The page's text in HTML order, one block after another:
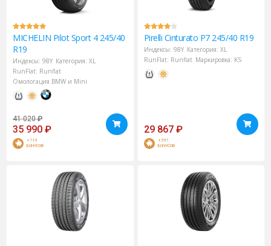
MICHELIN Pilot Sport 4 245/40
R19
Индексы: 98Y Категория: XL
RunFlat: Runflat
Омологация BMW и Mini
41 020 ₽
35 990 ₽
+719
БОНУСОВ
Pirelli Cinturato P7 245/40 R19
Индексы: 98Y Категория: XL
RunFlat: Runflat Маркировка: KS
29 867 ₽
+597
БОНУСОВ